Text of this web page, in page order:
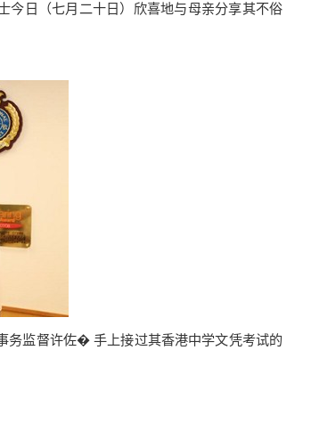
今日（七月二十日）欣喜地与母亲分享其不俗
务监督许佐� 手上接过其香港中学文凭考试的